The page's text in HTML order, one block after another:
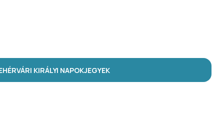
KIRÁLYI NAPOKJEGYEK